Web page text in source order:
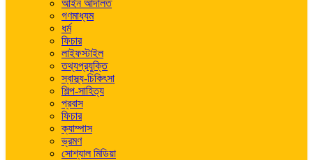
আইন আদালত
গণমাধ্যম
ধর্ম
ফিচার
লাইফস্টাইল
তথ্যপ্রযুক্তি
স্বাস্থ্য-চিকিৎসা
শিল্প-সাহিত্য
প্রবাস
ফিচার
ক্যাম্পাস
ভ্রমণ
সোশ্যাল মিডিয়া